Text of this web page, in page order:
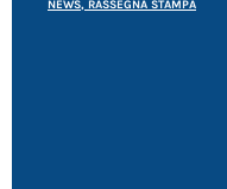
NEWS, RASSEGNA STAMPA